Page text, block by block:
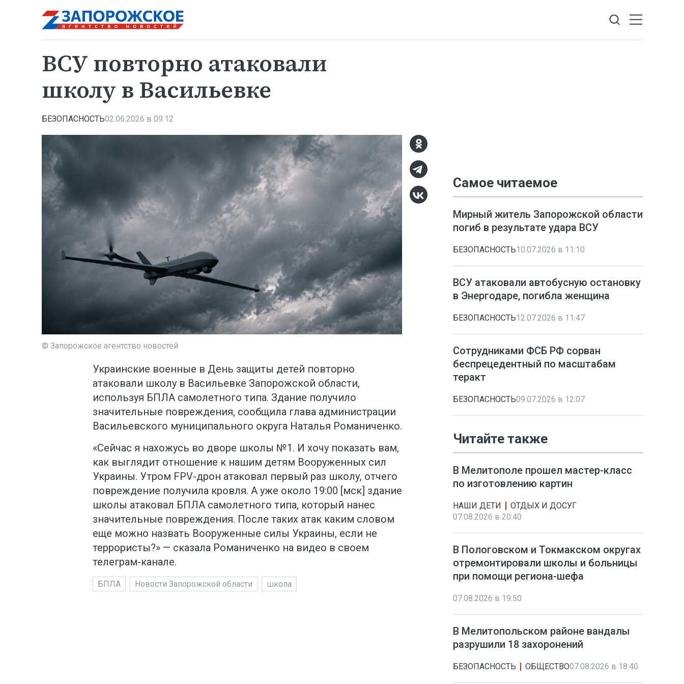
ВСУ повторно атаковали
школу в Васильевке
БЕЗОПАСНОСТЬ02.06.2026 в 09:12
© Запорожское агентство новостей
Украинские военные в День защиты детей повторно
атаковали школу в Васильевке Запорожской области,
используя БПЛА самолетного типа. Здание получило
значительные повреждения, сообщила глава администрации
Васильевского муниципального округа Наталья Романиченко.
«Сейчас я нахожусь во дворе школы №1. И хочу показать вам,
как выглядит отношение к нашим детям Вооруженных сил
Украины. Утром FPV-дрон атаковал первый раз школу, отчего
повреждение получила кровля. А уже около 19:00 [мск] здание
школы атаковал БПЛА самолетного типа, который нанес
значительные повреждения. После таких атак каким словом
еще можно назвать Вооруженные силы Украины, если не
террористы?» — сказала Романиченко на видео в своем
телеграм-канале.
БПЛА Новости Запорожской области школа
Самое читаемое
Мирный житель Запорожской области
погиб в результате удара ВСУ
БЕЗОПАСНОСТЬ10.07.2026 в 11:10
ВСУ атаковали автобусную остановку
в Энергодаре, погибла женщина
БЕЗОПАСНОСТЬ12.07.2026 в 11:47
Сотрудниками ФСБ РФ сорван
беспрецедентный по масштабам
теракт
БЕЗОПАСНОСТЬ09.07.2026 в 12:07
Читайте также
В Мелитополе прошел мастер-класс
по изготовлению картин
НАШИ ДЕТИ
ОТДЫХ И ДОСУГ
07.08.2026 в 20:40
В Пологовском и Токмакском округах
отремонтировали школы и больницы
при помощи региона-шефа
07.08.2026 в 19:50
В Мелитопольском районе вандалы
разрушили 18 захоронений
БЕЗОПАСНОСТЬ ОБЩЕСТВО07.08.2026 в 18:40